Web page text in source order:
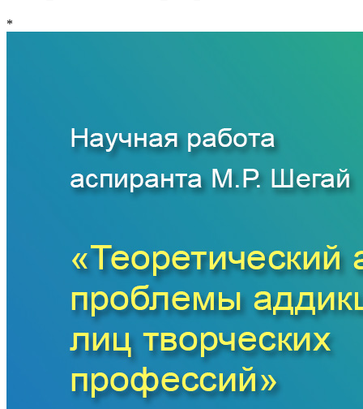
*